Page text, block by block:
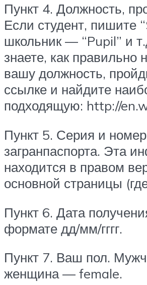
Пункт 4. Должность,
Если студент, пишите
школьник — “Pupil” и
знаете, как правильно
вашу должность,
ссылке и найдите
подходящую: http://
Пункт 5. Серия и номер
загранпаспорта. Эта
находится в правом
основной страницы
Пункт 6. Дата
формате дд/мм/гггг.
Пункт 7. Ваш пол.
женщина — female.